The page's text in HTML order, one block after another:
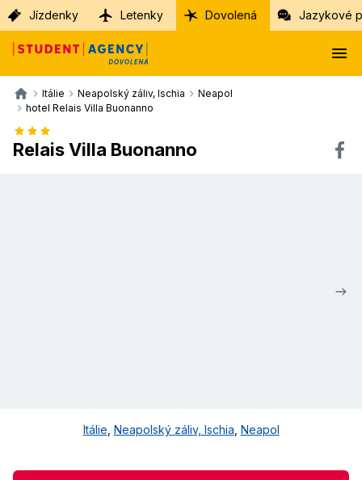
Jízdenky Letenky Dovolená Jazykové
Itálie Neapolský záliv, Ischia
Neapol
hotel Relais Villa Buonanno
Relais Villa Buonanno
Itálie Neapolský záliv, Ischia Neapol